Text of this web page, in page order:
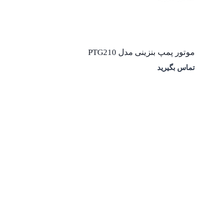
موتور پمپ بنزینی مدل PTG210
تماس بگیرید